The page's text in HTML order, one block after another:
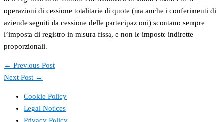
operazioni di cessione totalitarie di quote (ma anche i conferimenti di
aziende seguiti da cessione delle partecipazioni) scontano sempre
l’imposta di registro in misura fissa, e non le imposte indirette
proporzionali.
← Previous Post
Next Post →
Cookie Policy
Legal Notices
Privacy Policy